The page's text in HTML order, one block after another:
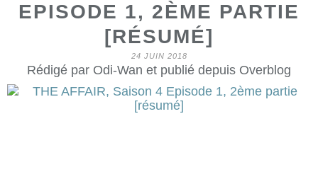
EPISODE 1, 2ÈME PARTIE
[RÉSUMÉ]
24 JUIN 2018
Rédigé par Odi-Wan et publié depuis Overblog